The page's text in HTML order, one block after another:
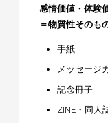
感情価値・体験
＝物質性そのも
手紙
メッセージ
記念冊子
ZINE・同人